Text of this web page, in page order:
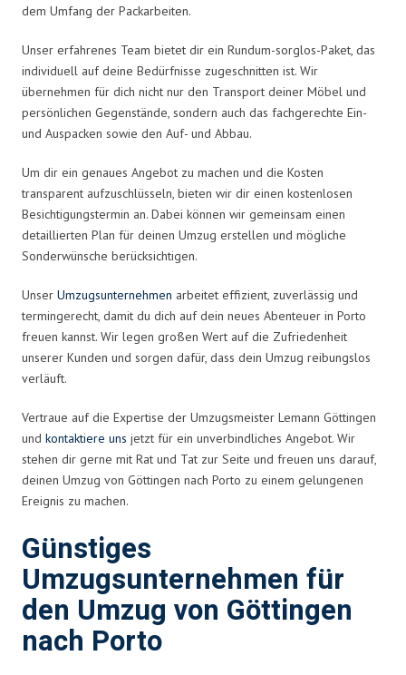
dem Umfang der Packarbeiten.
Unser erfahrenes Team bietet dir ein Rundum-sorglos-Paket, das
individuell auf deine Bedürfnisse zugeschnitten ist. Wir
übernehmen für dich nicht nur den Transport deiner Möbel und
persönlichen Gegenstände, sondern auch das fachgerechte Ein-
und Auspacken sowie den Auf- und Abbau.
Um dir ein genaues Angebot zu machen und die Kosten
transparent aufzuschlüsseln, bieten wir dir einen kostenlosen
Besichtigungstermin an. Dabei können wir gemeinsam einen
detaillierten Plan für deinen Umzug erstellen und mögliche
Sonderwünsche berücksichtigen.
Unser Umzugsunternehmen arbeitet effizient, zuverlässig und
termingerecht, damit du dich auf dein neues Abenteuer in Porto
freuen kannst. Wir legen großen Wert auf die Zufriedenheit
unserer Kunden und sorgen dafür, dass dein Umzug reibungslos
verläuft.
Vertraue auf die Expertise der Umzugsmeister Lemann Göttingen
und kontaktiere uns jetzt für ein unverbindliches Angebot. Wir
stehen dir gerne mit Rat und Tat zur Seite und freuen uns darauf,
deinen Umzug von Göttingen nach Porto zu einem gelungenen
Ereignis zu machen.
Günstiges
Umzugsunternehmen für
den Umzug von Göttingen
nach Porto